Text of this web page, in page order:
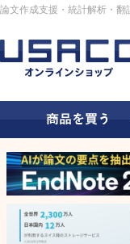
論文作成支援・統計解析・翻